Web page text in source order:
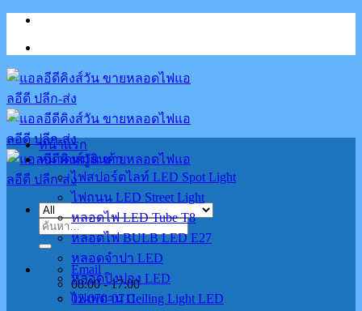
Skip
content
ค้นหา:
Email
08:00 - 17:00
02-070-0711
หน้าแรก
หมวดหมู่สินค้า
ไฟสปอร์ตไลท์ LED Spot Light
ไฟถนน LED Street Light
หลอดไฟ LED Tube T8
หลอดไฟ BULB LED E27
หลอดจำปา LED
หลอดปิงปอง LED
ไฟเพดาน Ceiling Light LED